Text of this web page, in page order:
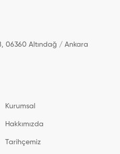
06360 Altındağ / Ankara
Kurumsal
Hakkımızda
Tarihçemiz